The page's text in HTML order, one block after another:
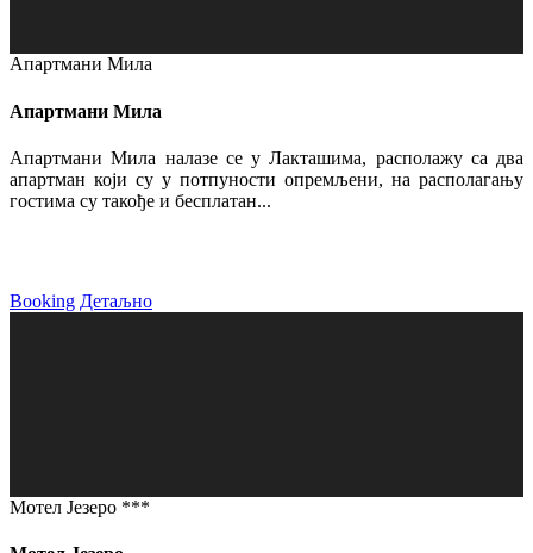
Апартмани Мила
Апартмани Мила
Апартмани Мила налазе се у Лакташима, располажу са два
апартман који су у потпуности опремљени, на располагању
гостима су такође и бесплатан...
Booking Детаљно
Мотел Језеро ***